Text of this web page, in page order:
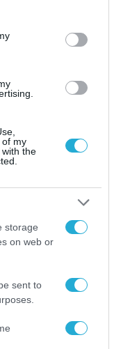
in below Google
of my
the
storage
on web or
sent to
Οι εθνικοί
την
μέλλον των
την
ΕΝΩΣΗ